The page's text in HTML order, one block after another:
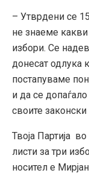
– Утврдени се
не знаеме
избори. Се
донесат одлука
постапуваме
и да се
своите
Твоја Партија
листи за три
носител е